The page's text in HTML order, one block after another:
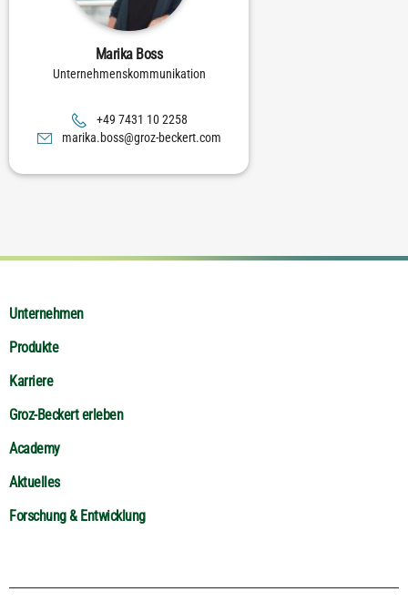
Marika Boss
Unternehmenskommunikation
8522 01 1347 94+
moc.trekceb-zorg@ssob.akiram
Unternehmen
Produkte
Karriere
Groz-Beckert erleben
Academy
Aktuelles
Forschung & Entwicklung